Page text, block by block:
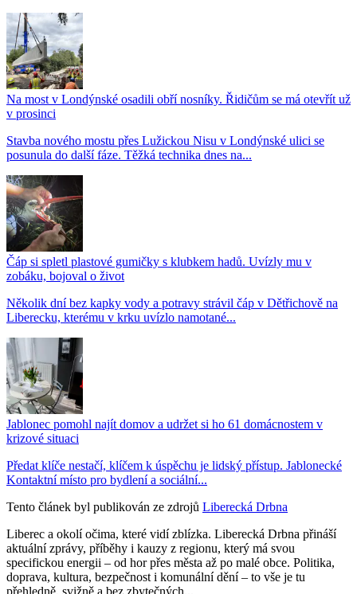
Na most v Londýnské osadili obří nosníky. Řidičům se má otevřít už
v prosinci
Stavba nového mostu přes Lužickou Nisu v Londýnské ulici se
posunula do další fáze. Těžká technika dnes na...
Čáp si spletl plastové gumičky s klubkem hadů. Uvízly mu v
zobáku, bojoval o život
Několik dní bez kapky vody a potravy strávil čáp v Dětřichově na
Liberecku, kterému v krku uvízlo namotané...
Jablonec pomohl najít domov a udržet si ho 61 domácnostem v
krizové situaci
Předat klíče nestačí, klíčem k úspěchu je lidský přístup. Jablonecké
Kontaktní místo pro bydlení a sociální...
Tento článek byl publikován ze zdrojů Liberecká Drbna
Liberec a okolí očima, které vidí zblízka. Liberecká Drbna přináší
aktuální zprávy, příběhy i kauzy z regionu, který má svou
specifickou energii – od hor přes města až po malé obce. Politika,
doprava, kultura, bezpečnost i komunální dění – to vše je tu
přehledně, svižně a bez zbytečných...